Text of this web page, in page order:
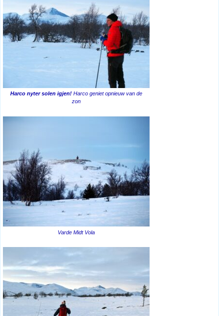
Harco nyter solen igjen! Harco geniet opnieuw van de
zon
Varde Midt Vola